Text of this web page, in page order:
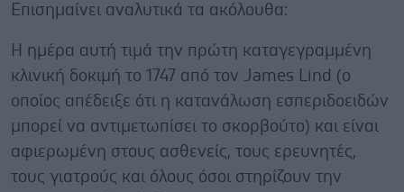
Επισημαίνει αναλυτικά τα ακόλουθα:
Η ημέρα αυτή τιμά την πρώτη καταγεγραμμένη
κλινική δοκιμή το 1747 από τον James Lind (ο
οποίος απέδειξε ότι η κατανάλωση εσπεριδοειδών
μπορεί να αντιμετωπίσει το σκορβούτο) και είναι
αφιερωμένη στους ασθενείς, τους ερευνητές,
τους γιατρούς και όλους όσοι στηρίζουν την